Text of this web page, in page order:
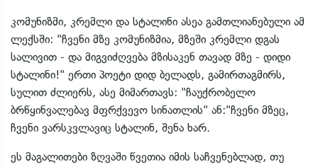
კომუნიზმი, კრემლი და სტალინი ასეა გამთლიანებული ამ
ლექსში: "ჩვენი მზე კომუნიზმია, მზეში კრემლი დგას
სალივით - და მიგვიძღვება მზისაკენ თავად მზე - დიდი
სტალინი!" ერთი პოეტი დიდ ბელადს, გამირთაგმირს,
სულით ძლიერს, ასე მიმართავს: "ჩაუქრობელო
ბრწყინვალებავ მფრქვევო სინათლის" ან:"ჩვენი მზეც,
ჩვენი ვარსკვლავიც სტალინ, შენა ხარ.
ეს მაგალითები ზღვაში წვეთია იმის საჩვენებლად, თუ